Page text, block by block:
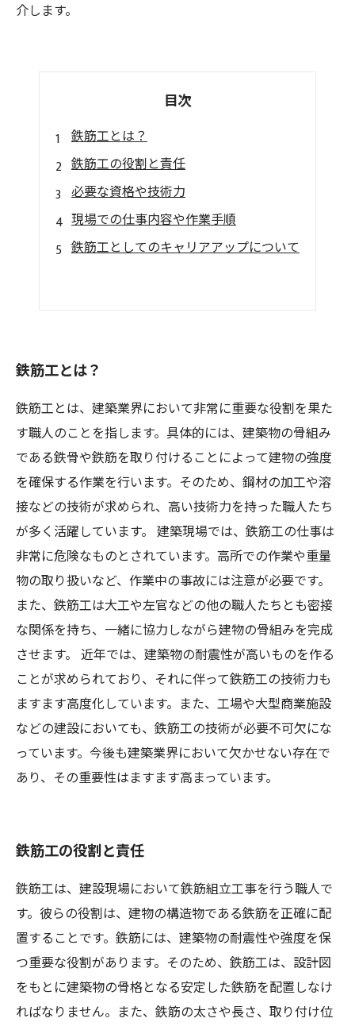
介します。
目次
鉄筋工とは？
鉄筋工の役割と責任
必要な資格や技術力
現場での仕事内容や作業手順
鉄筋工としてのキャリアアップについて
鉄筋工とは？
鉄筋工とは、建築業界において非常に重要な役割を果た
す職人のことを指します。具体的には、建築物の骨組み
である鉄骨や鉄筋を取り付けることによって建物の強度
を確保する作業を行います。そのため、鋼材の加工や溶
接などの技術が求められ、高い技術力を持った職人たち
が多く活躍しています。 建築現場では、鉄筋工の仕事は
非常に危険なものとされています。高所での作業や重量
物の取り扱いなど、作業中の事故には注意が必要です。
また、鉄筋工は大工や左官などの他の職人たちとも密接
な関係を持ち、一緒に協力しながら建物の骨組みを完成
させます。 近年では、建築物の耐震性が高いものを作る
ことが求められており、それに伴って鉄筋工の技術力も
ますます高度化しています。また、工場や大型商業施設
などの建設においても、鉄筋工の技術が必要不可欠にな
っています。今後も建築業界において欠かせない存在で
あり、その重要性はますます高まっています。
鉄筋工の役割と責任
鉄筋工は、建設現場において鉄筋組立工事を行う職人で
す。彼らの役割は、建物の構造物である鉄筋を正確に配
置することです。鉄筋には、建築物の耐震性や強度を保
つ重要な役割があります。そのため、鉄筋工は、設計図
をもとに建築物の骨格となる安定した鉄筋を配置しなけ
ればなりません。また、鉄筋の太さや長さ、取り付け位